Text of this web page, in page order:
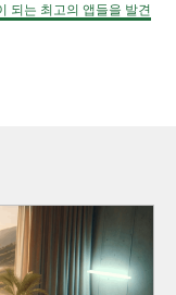
되는 최고의 앱들을 발견